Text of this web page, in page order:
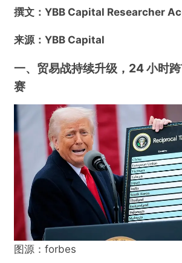
撰文：YBB Capital Researcher
来源：YBB Capital
一、贸易战持续升级，24 小时
赛
图源：forbes